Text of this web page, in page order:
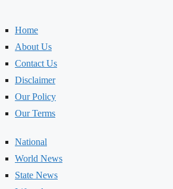
Home
About Us
Contact Us
Disclaimer
Our Policy
Our Terms
National
World News
State News